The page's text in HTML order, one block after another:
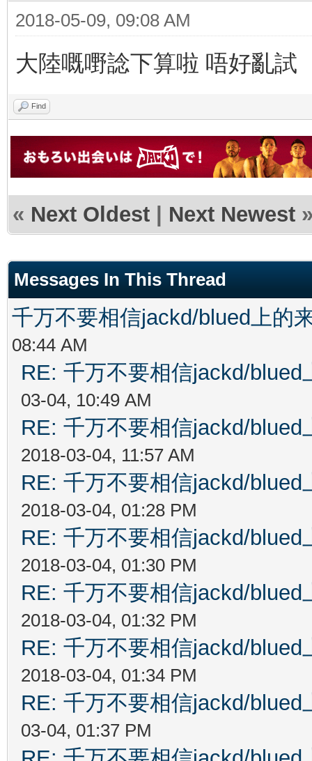
2018-05-09, 09:08 AM
大陸嘅嘢諗下算啦 唔好亂試
Find
« Next Oldest | Next Newest
Messages In This Thread
千万不要相信jackd/blued上的
08:44 AM
RE: 千万不要相信jackd/
03-04, 10:49 AM
RE: 千万不要相信jackd/
2018-03-04, 11:57 AM
RE: 千万不要相信jackd/
2018-03-04, 01:28 PM
RE: 千万不要相信jackd/
2018-03-04, 01:30 PM
RE: 千万不要相信jackd/
2018-03-04, 01:32 PM
RE: 千万不要相信jackd/
2018-03-04, 01:34 PM
RE: 千万不要相信jackd/
03-04, 01:37 PM